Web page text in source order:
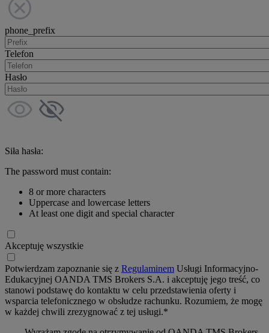
phone_prefix
Telefon
Hasło
Siła hasła:
The password must contain:
8 or more characters
Uppercase and lowercase letters
At least one digit and special character
Akceptuję wszystkie
Potwierdzam zapoznanie się z Regulaminem Usługi Informacyjno-
Edukacyjnej OANDA TMS Brokers S.A. i akceptuję jego treść, co
stanowi podstawę do kontaktu w celu przedstawienia oferty i
wsparcia telefonicznego w obsłudze rachunku. Rozumiem, że mogę
w każdej chwili zrezygnować z tej usługi.*